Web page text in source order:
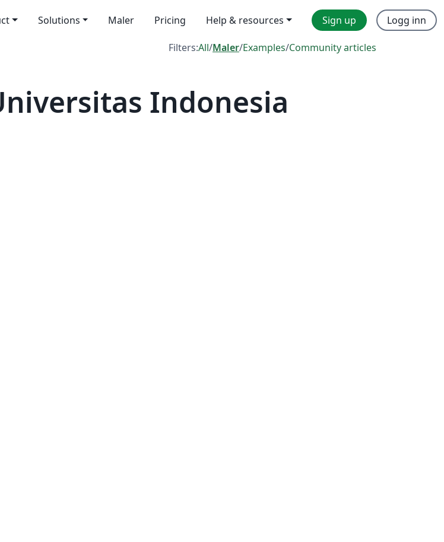
Solutions Maler Pricing Help & resources Sign up Logg inn
Filters:All/Maler/Examples/Community articles
Indonesia